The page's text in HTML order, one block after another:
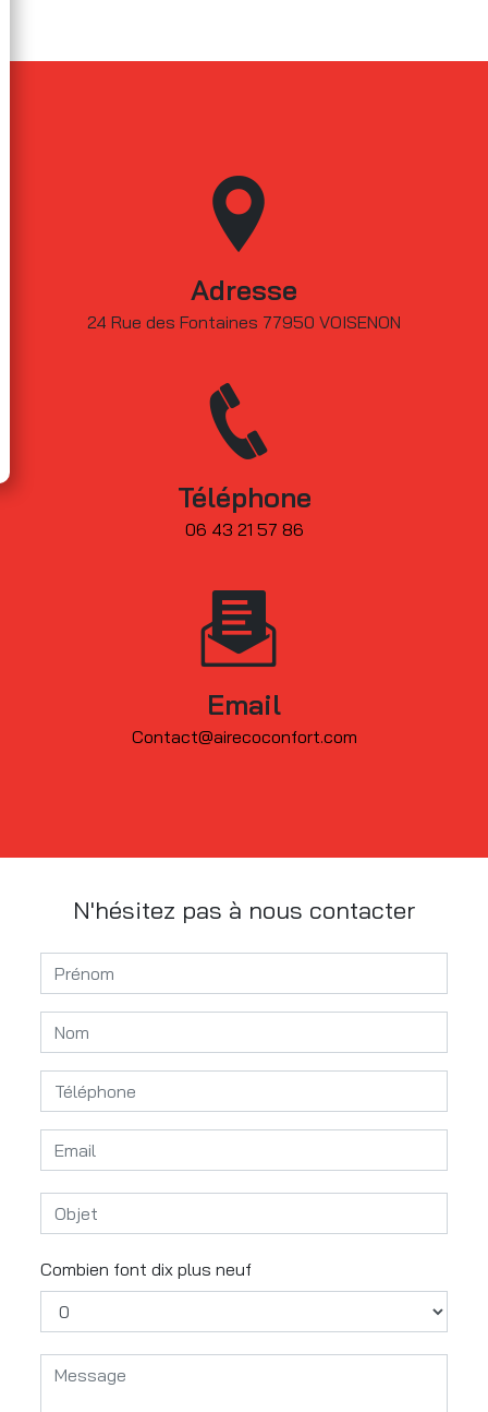
Adresse
24 Rue des Fontaines 77950 VOISENON
Téléphone
06 43 21 57 86
Email
contact@airecoconfort.com
N'hésitez pas à nous contacter
Combien font dix plus neuf